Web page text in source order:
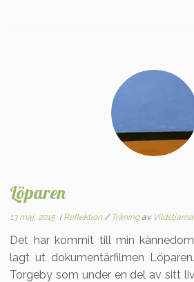
Löparen
13 maj, 2015i Reflektion/ Träningav Vildstjarna
Det har kommit till min
lagt ut dokumentärfilmen
Torgeby som under en del av sitt